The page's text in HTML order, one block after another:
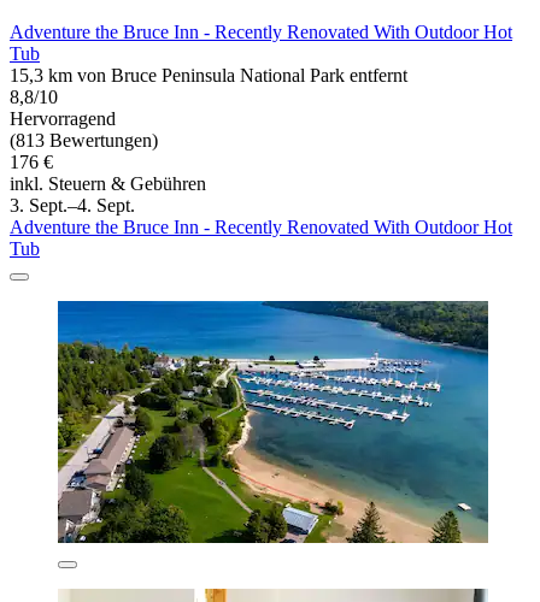
Adventure the Bruce Inn - Recently Renovated With Outdoor Hot
Tub
15,3 km von Bruce Peninsula National Park entfernt
8,8/10
Hervorragend
(813 Bewertungen)
176 €
inkl. Steuern & Gebühren
3. Sept.–4. Sept.
Adventure the Bruce Inn - Recently Renovated With Outdoor Hot
Tub